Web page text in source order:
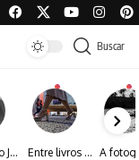
Buscar
Fotógrafo José Roberto apresenta um olhar sensível sobre arquitetura, formas e luz na fotografia Entre livros e fotografia autoral, Sebastião Reis consolida uma trajetória marcada pelo olhar artístico